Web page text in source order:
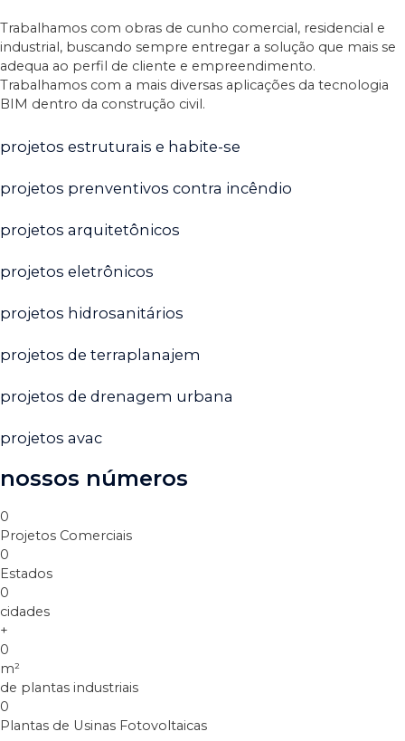
Trabalhamos com obras de cunho comercial, residencial e
industrial, buscando sempre entregar a solução que mais se
adequa ao perfil de cliente e empreendimento.
Trabalhamos com a mais diversas aplicações da tecnologia
BIM dentro da construção civil.
projetos estruturais e habite-se
projetos prenventivos contra incêndio
projetos arquitetônicos
projetos eletrônicos
projetos hidrosanitários
projetos de terraplanajem
projetos de drenagem urbana
projetos avac
nossos números
0
Projetos Comerciais
0
Estados
0
cidades
+
0
m²
de plantas industriais
0
Plantas de Usinas Fotovoltaicas